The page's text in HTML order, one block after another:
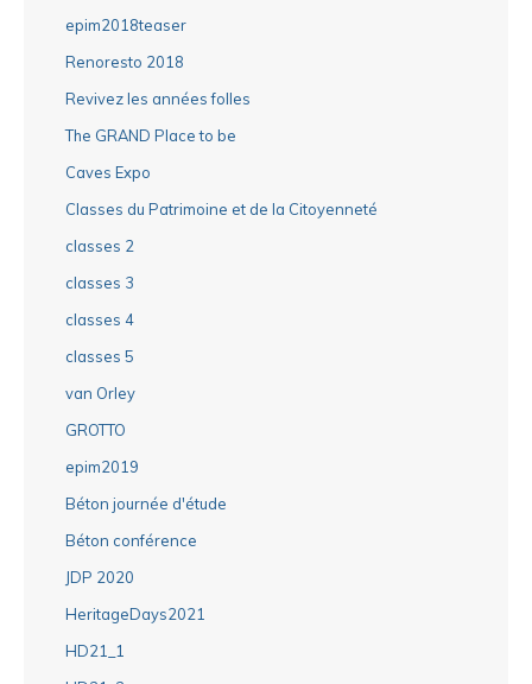
epim2018teaser
Renoresto 2018
Revivez les années folles
The GRAND Place to be
Caves Expo
Classes du Patrimoine et de la Citoyenneté
classes 2
classes 3
classes 4
classes 5
van Orley
GROTTO
epim2019
Béton journée d'étude
Béton conférence
JDP 2020
HeritageDays2021
HD21_1